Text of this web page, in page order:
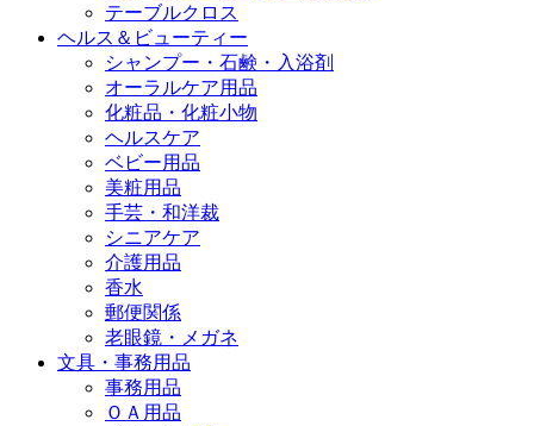
テーブルクロス
ヘルス＆ビューティー
シャンプー・石鹸・入浴剤
オーラルケア用品
化粧品・化粧小物
ヘルスケア
ベビー用品
美粧用品
手芸・和洋裁
シニアケア
介護用品
香水
郵便関係
老眼鏡・メガネ
文具・事務用品
事務用品
ＯＡ用品